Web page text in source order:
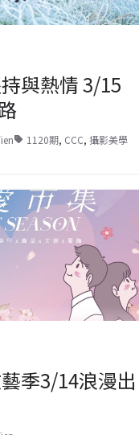
與熱情 3/15
1120期, CCC, 攝影美學
季3/14浪漫出